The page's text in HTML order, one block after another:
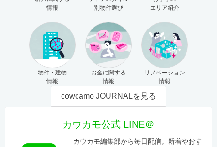
情報
別物件選び
エリア紹介
物件・建物
情報
お金に関する
情報
リノベーション
情報
cowcamo JOURNALを見る
カウカモ公式 LINE＠
カウカモ編集部から毎日配信。新着やおす